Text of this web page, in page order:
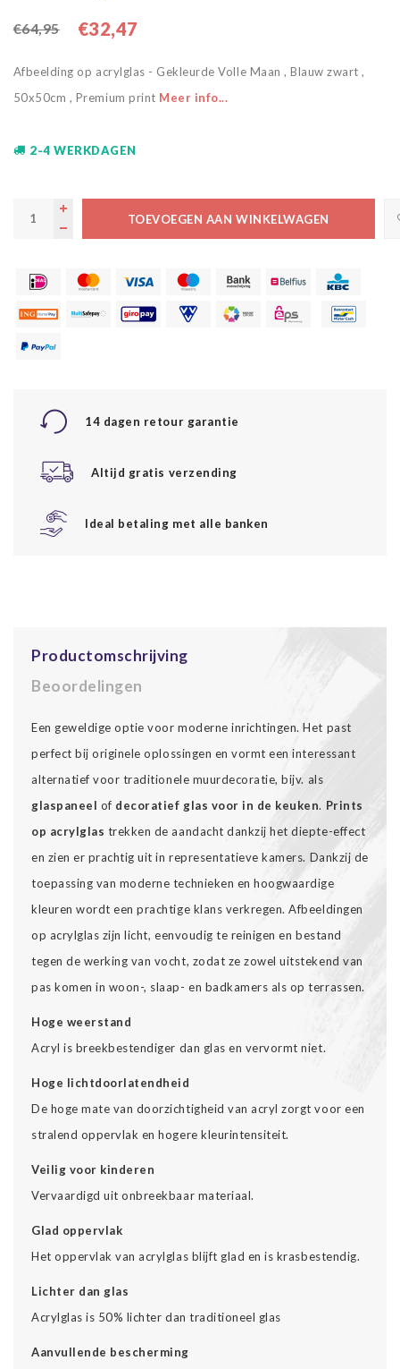
€64,95 €32,47
Afbeelding op acrylglas - Gekleurde Volle Maan , Blauw zwart ,
50x50cm , Premium print Meer info...
2-4 WERKDAGEN
TOEVOEGEN AAN WINKELWAGEN
14 dagen retour garantie
Altijd gratis verzending
Ideal betaling met alle banken
Productomschrijving
Beoordelingen
Een geweldige optie voor moderne inrichtingen. Het past
perfect bij originele oplossingen en vormt een interessant
alternatief voor traditionele muurdecoratie, bijv. als
glaspaneel of decoratief glas voor in de keuken. Prints
op acrylglas trekken de aandacht dankzij het diepte-effect
en zien er prachtig uit in representatieve kamers. Dankzij de
toepassing van moderne technieken en hoogwaardige
kleuren wordt een prachtige klans verkregen. Afbeeldingen
op acrylglas zijn licht, eenvoudig te reinigen en bestand
tegen de werking van vocht, zodat ze zowel uitstekend van
pas komen in woon-, slaap- en badkamers als op terrassen.
Hoge weerstand
Acryl is breekbestendiger dan glas en vervormt niet.
Hoge lichtdoorlatendheid
De hoge mate van doorzichtigheid van acryl zorgt voor een
stralend oppervlak en hogere kleurintensiteit.
Veilig voor kinderen
Vervaardigd uit onbreekbaar materiaal.
Glad oppervlak
Het oppervlak van acrylglas blijft glad en is krasbestendig.
Lichter dan glas
Acrylglas is 50% lichter dan traditioneel glas
Aanvullende bescherming